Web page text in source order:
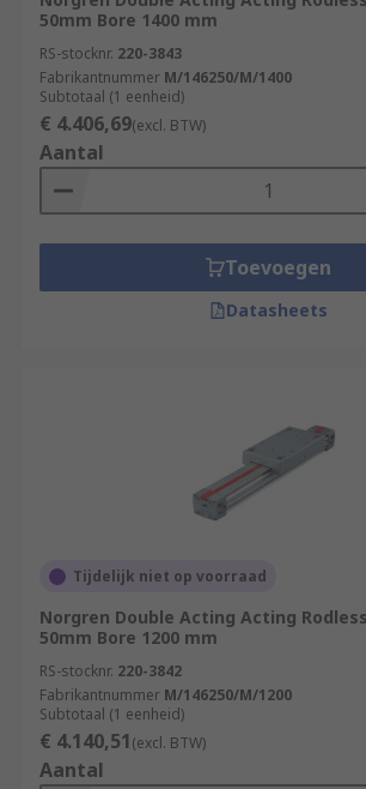
50mm Bore 1400 mm
RS-stocknr. 220-3843
Fabrikantnummer M/146250/M/1400
Subtotaal (1 eenheid)
€ 4.406,69(excl. BTW)
Aantal
Toevoegen
Datasheets
Tijdelijk niet op voorraad
Norgren Double Acting Acting
50mm Bore 1200 mm
RS-stocknr. 220-3842
Fabrikantnummer M/146250/M/1200
Subtotaal (1 eenheid)
€ 4.140,51(excl. BTW)
Aantal